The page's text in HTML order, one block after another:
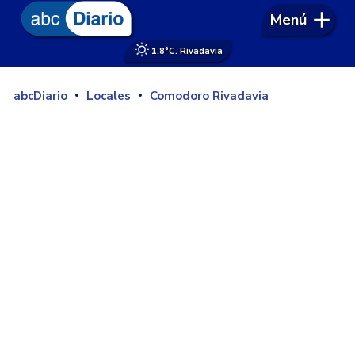
1.8°C. Rivadavia
Menú
abcDiario Locales Comodoro Rivadavia